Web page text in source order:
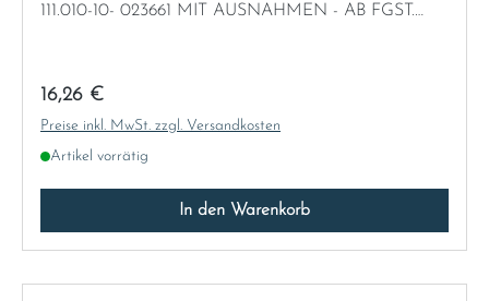
111.010-10- 023661 MIT AUSNAHMEN - AB FGST.
Regulärer Preis:
16,26 €
Preise inkl. MwSt. zzgl. Versandkosten
Artikel vorrätig
In den Warenkorb